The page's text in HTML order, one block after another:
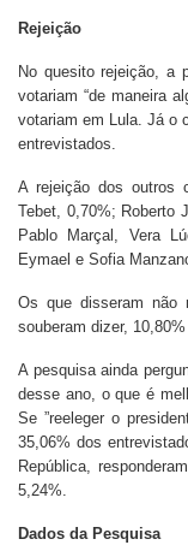
Rejeição
No quesito rejeição, a
votariam “de maneira
votariam em Lula. Já o
entrevistados.
A rejeição dos outros
Tebet, 0,70%; Roberto
Pablo Marçal, Vera
Eymael e Sofia
Os que disseram não
souberam dizer,
A pesquisa ainda
desse ano, o que é
Se ”reeleger o
35,06% dos
República,
5,24%.
Dados da Pesquisa